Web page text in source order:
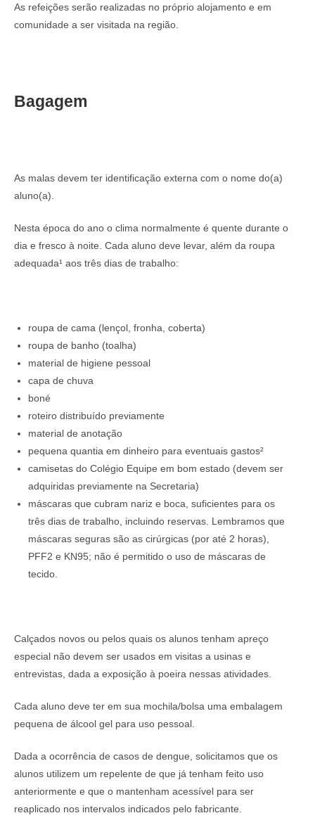
As refeições serão realizadas no próprio alojamento e em
comunidade a ser visitada na região.
Bagagem
As malas devem ter identificação externa com o nome do(a)
aluno(a)
Nesta época do ano o clima normalmente é quente durante o
dia e fresco à noite. Cada aluno deve levar, além da roupa
adequada¹ aos três dias de trabalho:
roupa de cama (lençol, fronha, coberta)
roupa de banho (toalha)
material de higiene pessoal
capa de chuva
boné
roteiro distribuído previamente
material de anotação
pequena quantia em dinheiro para eventuais gastos²
camisetas do Colégio Equipe em bom estado (devem ser
adquiridas previamente na Secretaria)
máscaras que cubram nariz e boca, suficientes para os
três dias de trabalho, incluindo reservas. Lembramos que
máscaras seguras são as cirúrgicas (por até 2 horas),
PFF2 e KN95; não é permitido o uso de máscaras de
tecido.
Calçados novos ou pelos quais os alunos tenham apreço
especial não devem ser usados em visitas a usinas e
entrevistas, dada a exposição à poeira nessas atividades.
Cada aluno deve ter em sua mochila/bolsa uma embalagem
pequena de álcool gel para uso pessoal.
Dada a ocorrência de casos de dengue, solicitamos que os
alunos utilizem um repelente de que já tenham feito uso
anteriormente e que o mantenham acessível para ser
reaplicado nos intervalos indicados pelo fabricante.